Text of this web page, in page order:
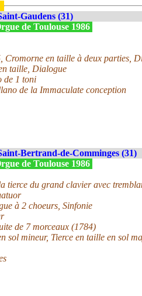
Gaudens (31)
de Toulouse 1986
en taille à deux parties,
taille, Dialogue
de 1 toni
de la Immaculate conception
Bertrand-de-Comminges (31)
de Toulouse 1986
tierce du grand clavier avec
à 2 choeurs, Sinfonie
de 7 morceaux (1784)
sol mineur, Tierce en taille en sol